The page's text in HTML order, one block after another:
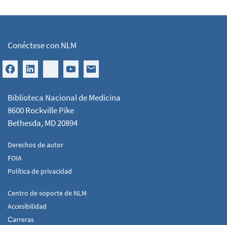
Conéctese con NLM
Biblioteca Nacional de Medicina
8600 Rockville Pike
Bethesda, MD 20894
Derechos de autor
FOIA
Política de privacidad
Centro de soporte de NLM
Accesibilidad
Сarreras